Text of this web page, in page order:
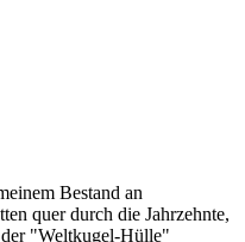
Bestand an
quer durch die Jahrzehnte,
der "Weltkugel-Hülle"